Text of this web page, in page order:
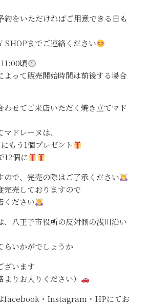
約をいただければご用意できる日も
SHOPまでご連絡ください
頃
よって販売開始時間は前後する場合
わせてご来店いただく焼き立てマド
ドレーヌは、
もう1個プレゼント
12個に
ので、完売の際はご了承ください
完売しておりますので
ください
、八王子市役所の反対側の浅川沿い
らいかがでしょうか
ざいます
よりお入りください）
facebook・Instagram・HPにてお